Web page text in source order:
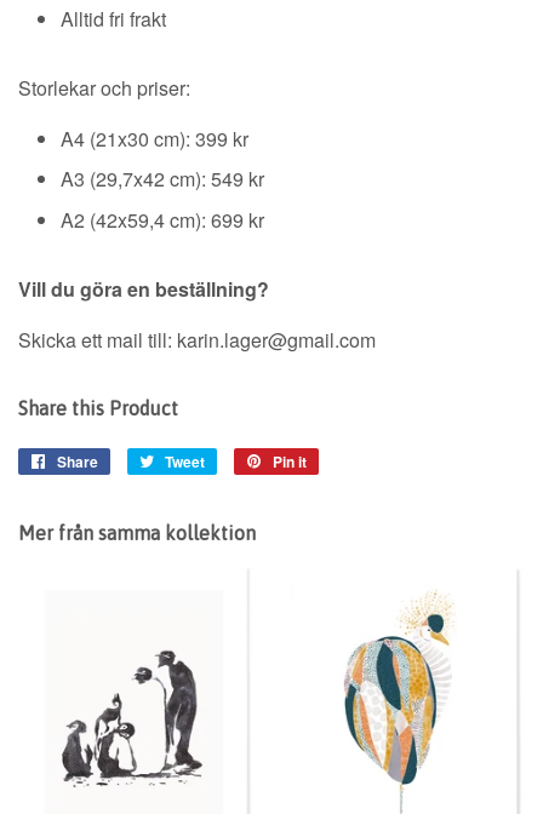
Alltid fri frakt
Storlekar och priser:
A4 (21x30 cm): 399 kr
A3 (29,7x42 cm): 549 kr
A2 (42x59,4 cm): 699 kr
Vill du göra en beställning?
Skicka ett mail till: karin.lager@gmail.com
Share this Product
Share
Share
Tweet
Tweet
Pin it
Mer från samma kollektion